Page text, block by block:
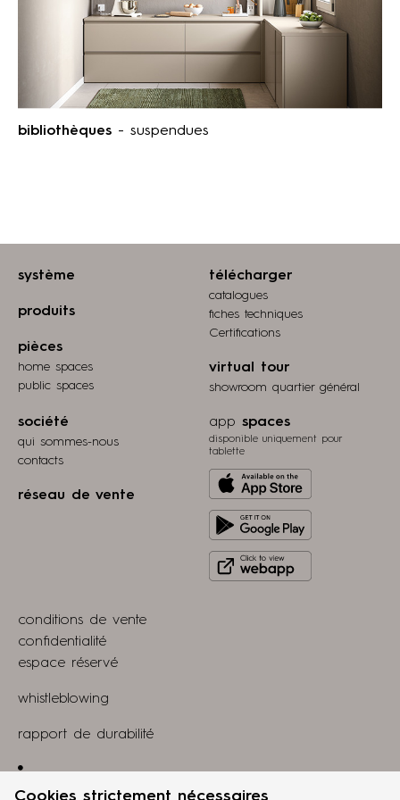
bibliothèques - suspendues
système
produits
pièces
home spaces
public spaces
télécharger
catalogues
fiches techniques
Certifications
virtual tour
showroom quartier général
société
qui sommes-nous
contacts
réseau de vente
app spaces
disponible uniquement pour
tablette
from
store
it
Play
to
conditions de vente
confidentialité
espace réservé
whistleblowing
rapport de durabilité
Linkedin
Cookies strictement nécessaires